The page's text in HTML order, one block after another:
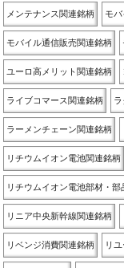
メンテナンス関連銘柄 モバ
モバイル通信販売関連銘柄
ユーロ高メリット関連銘柄
ライブコマース関連銘柄
ラーメンチェーン関連銘柄
リチウムイオン電池関連銘柄
リチウムイオン電池部材・部
リニア中央新幹線関連銘柄
リベンジ消費関連銘柄 リ